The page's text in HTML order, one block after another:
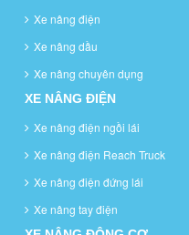
Xe nâng điện
Xe nâng dầu
Xe nâng chuyên dụng
XE NÂNG ĐIỆN
Xe nâng điện ngồi lái
Xe nâng điện Reach Truck
Xe nâng điện đứng lái
Xe nâng tay điện